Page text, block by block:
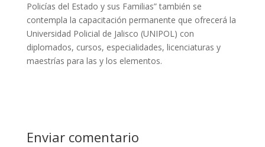
Policías del Estado y sus Familias” también se
contempla la capacitación permanente que ofrecerá la
Universidad Policial de Jalisco (UNIPOL) con
diplomados, cursos, especialidades, licenciaturas y
maestrías para las y los elementos.
Enviar comentario